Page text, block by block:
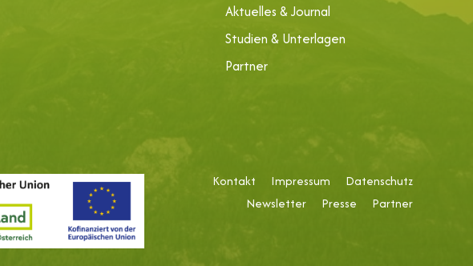
Aktuelles & Journal
Studien & Unterlagen
Partner
Kontakt Impressum
Datenschutz
Newsletter
Presse Partner